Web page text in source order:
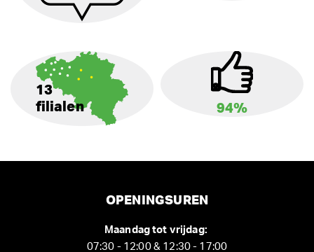
13
filialen
94%
OPENINGSUREN
Maandag tot vrijdag:
07:30 - 12:00 & 12:30 - 17:00